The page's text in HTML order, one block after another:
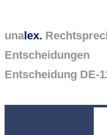
Normtexte
Rechtsprechung
unalex.
Entscheidungen
Entscheidung DE-